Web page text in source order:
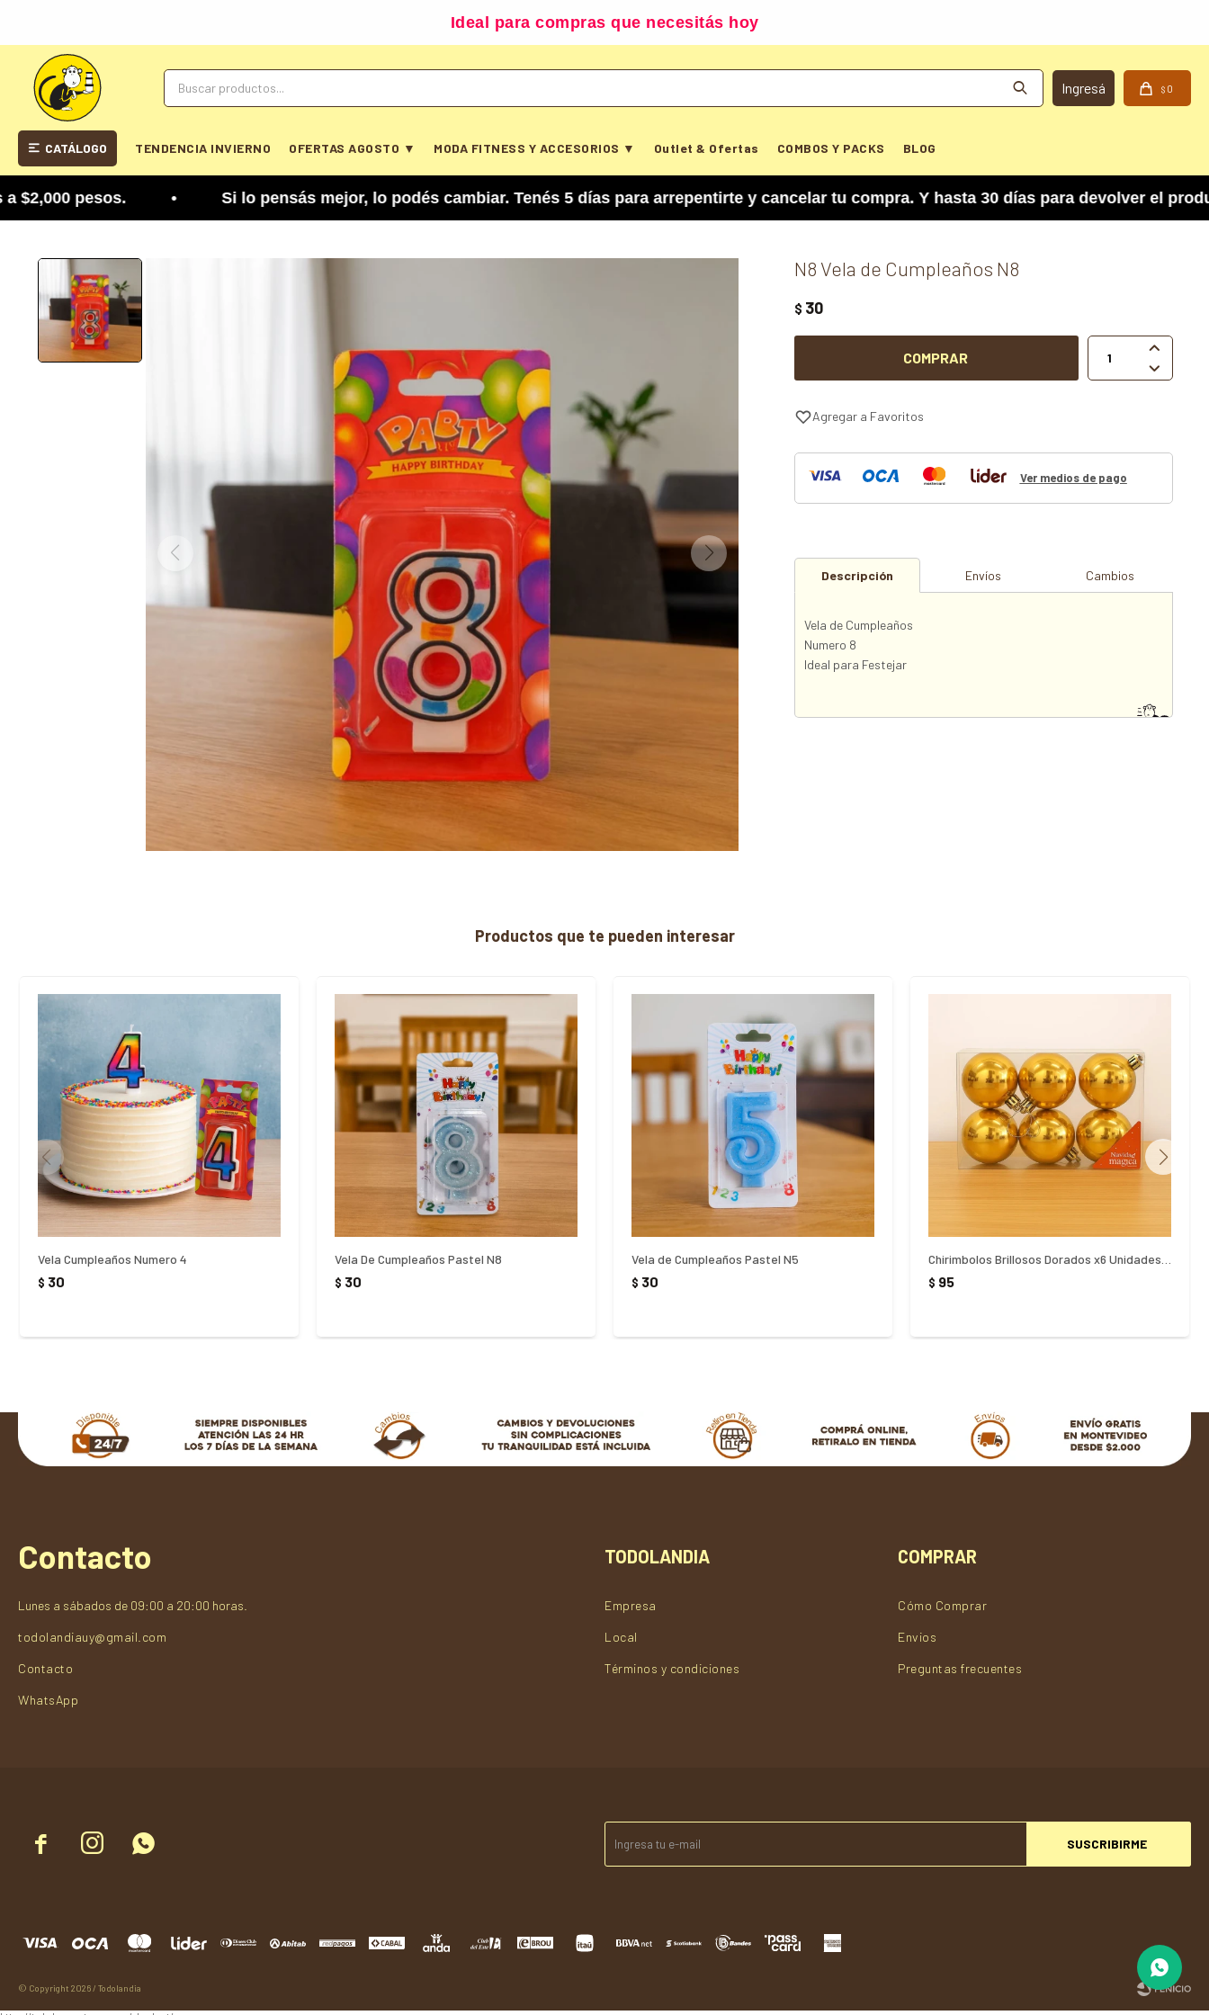
Ideal para compras que necesitás hoy
CATÁLOGO TENDENCIA INVIERNO OFERTAS AGOSTO ▼ MODA FITNESS Y ACCESORIOS ▼ Outlet & Ofertas COMBOS Y PACKS BLOG
$ 0
pesos. • Si lo pensás mejor, lo podés cambiar. Tenés 5 días para arrepentirte y cancelar tu compra. Y hasta 30 días para devolver el
N8 Vela de Cumpleaños N8
$ 30
COMPRAR


Ver medios de pago
Descripción Envíos Cambios
Vela de Cumpleaños
Numero 8
Ideal para Festejar
Productos que te pueden interesar
Vela Cumpleaños Numero 4
$ 30
Vela De Cumpleaños Pastel N8
$ 30
Vela de Cumpleaños Pastel N5
$ 30 $ 95
   SUSCRIBIRME
Contacto
Lunes a sábados de 09:00 a 20:00 horas.
todolandiauy@gmail.com
Contacto
WhatsApp
TODOLANDIA
Empresa
Local
Términos y condiciones
COMPRAR
Cómo Comprar
Envios
Preguntas frecuentes
© Copyright 2026 / Todolandia